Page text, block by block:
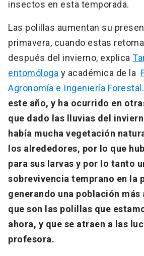
insectos en esta temporada.
Las polillas aumentan su
primavera, cuando estas
después del invierno, explica
entomóloga y académica de la
Agronomía e Ingeniería Forestal .
este año, y ha ocurrido en
que dado las lluvias del
había mucha vegetación
los alrededores, por lo que
para sus larvas y por lo tanto
sobrevivencia temprano en la
generando una población
que son las polillas que
ahora, y que se atraen a las
profesora.